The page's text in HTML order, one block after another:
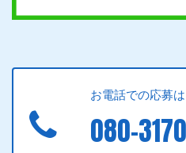
お電話での応募
080-